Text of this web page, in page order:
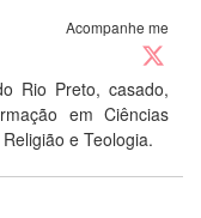
Acompanhe me
Rio Preto, casado,
em Ciências
e Teologia.